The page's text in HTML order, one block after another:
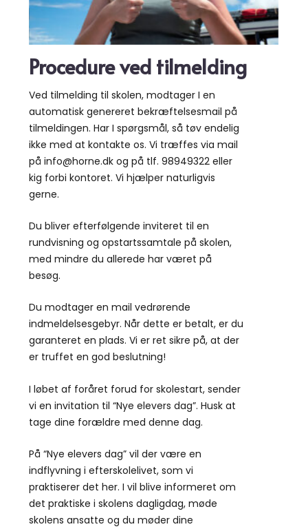
Procedure ved tilmelding
Ved tilmelding til skolen, modtager I en
automatisk genereret bekræftelsesmail på
tilmeldingen. Har I spørgsmål, så tøv endelig
ikke med at kontakte os. Vi træffes via mail
på info@horne.dk og på tlf. 98949322 eller
kig forbi kontoret. Vi hjælper naturligvis
gerne.
Du bliver efterfølgende inviteret til en
rundvisning og opstartssamtale på skolen,
med mindre du allerede har været på
besøg.
Du modtager en mail vedrørende
indmeldelsesgebyr. Når dette er betalt, er du
garanteret en plads. Vi er ret sikre på, at der
er truffet en god beslutning!
I løbet af foråret forud for skolestart, sender
vi en invitation til “Nye elevers dag”. Husk at
tage dine forældre med denne dag.
På “Nye elevers dag” vil der være en
indflyvning i efterskolelivet, som vi
praktiserer det her. I vil blive informeret om
det praktiske i skolens dagligdag, møde
skolens ansatte og du møder dine